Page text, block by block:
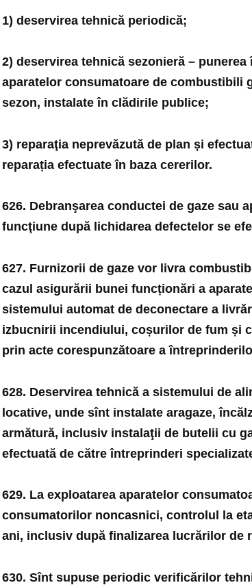
1) deservirea tehnică periodică;
2) deservirea tehnică sezonieră –
aparatelor consumatoare de combustibili
sezon, instalate în clădirile publice;
3) reparaţia neprevăzută de plan și
reparația efectuate în baza cererilor.
626. Debranşarea conductei de gaze sau
funcţiune după lichidarea defectelor se
627. Furnizorii de gaze vor livra
cazul asigurării bunei funcționări a
sistemului automat de deconectare a
izbucnirii incendiului, coșurilor de fum și
prin acte corespunzătoare a
628. Deservirea tehnică a sistemului de
locative, unde sînt instalate aragaze,
armătură, inclusiv instalaţii de butelii cu
efectuată de către întreprinderi
629. La exploatarea aparatelor
consumatorilor noncasnici, controlul la
ani, inclusiv după finalizarea lucrărilor de
630. Sînt supuse periodic verificărilor